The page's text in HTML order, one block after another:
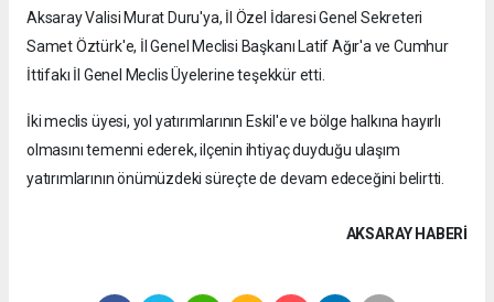
Aksaray Valisi Murat Duru'ya, İl Özel İdaresi Genel Sekreteri
Samet Öztürk'e, İl Genel Meclisi Başkanı Latif Ağır'a ve Cumhur
İttifakı İl Genel Meclis Üyelerine teşekkür etti.
İki meclis üyesi, yol yatırımlarının Eskil'e ve bölge halkına hayırlı
olmasını temenni ederek, ilçenin ihtiyaç duyduğu ulaşım
yatırımlarının önümüzdeki süreçte de devam edeceğini belirtti.
AKSARAY HABERİ